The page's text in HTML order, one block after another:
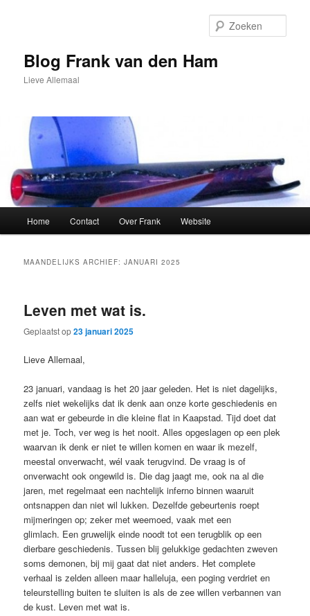
inhoud
inhoudBlog Frank van den Ham
Lieve Allemaal
Home Contact Over Frank Website
MAANDELIJKS ARCHIEF:JANUARI 2025
Leven met wat is.
Geplaatst op23 januari 2025
Lieve Allemaal,
23 januari, vandaag is het 20 jaar geleden. Het is niet dagelijks,
zelfs niet wekelijks dat ik denk aan onze korte geschiedenis en
aan wat er gebeurde in die kleine flat in Kaapstad. Tijd doet dat
met je. Toch, ver weg is het nooit. Alles opgeslagen op een plek
waarvan ik denk er niet te willen komen en waar ik mezelf,
meestal onverwacht, wél vaak terugvind. De vraag is of
onverwacht ook ongewild is. Die dag jaagt me, ook na al die
jaren, met regelmaat een nachtelijk inferno binnen waaruit
ontsnappen dan niet wil lukken. Dezelfde gebeurtenis roept
mijmeringen op; zeker met weemoed, vaak met een
glimlach. Een gruwelijk einde noodt tot een terugblik op een
dierbare geschiedenis. Tussen blij gelukkige gedachten zweven
soms demonen, bij mij gaat dat niet anders. Het complete
verhaal is zelden alleen maar halleluja, een poging verdriet en
teleurstelling buiten te sluiten is als de zee willen verbannen van
de kust. Leven met wat is.